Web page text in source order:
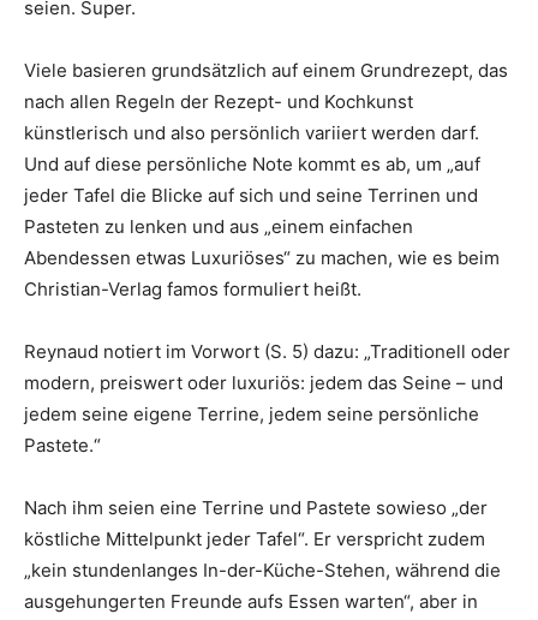
seien. Super.
Viele basieren grundsätzlich auf einem Grundrezept, das
nach allen Regeln der Rezept- und Kochkunst
künstlerisch und also persönlich variiert werden darf.
Und auf diese persönliche Note kommt es ab, um „auf
jeder Tafel die Blicke auf sich und seine Terrinen und
Pasteten zu lenken und aus „einem einfachen
Abendessen etwas Luxuriöses“ zu machen, wie es beim
Christian-Verlag famos formuliert heißt.
Reynaud notiert im Vorwort (S. 5) dazu: „Traditionell oder
modern, preiswert oder luxuriös: jedem das Seine – und
jedem seine eigene Terrine, jedem seine persönliche
Pastete.“
Nach ihm seien eine Terrine und Pastete sowieso „der
köstliche Mittelpunkt jeder Tafel“. Er verspricht zudem
„kein stundenlanges In-der-Küche-Stehen, während die
ausgehungerten Freunde aufs Essen warten“, aber in